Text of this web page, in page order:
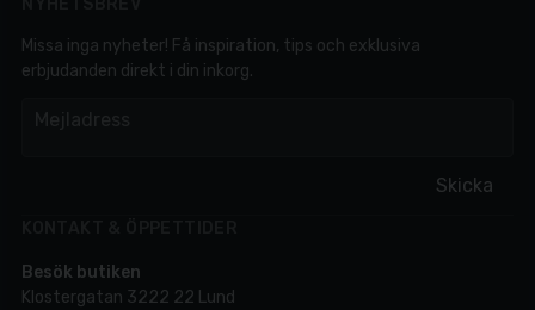
Skicka
Missa inga nyheter! Få inspiration, tips och exklusiva
erbjudanden direkt i din inkorg.
Besök butiken
Klostergatan 3222 22 Lund